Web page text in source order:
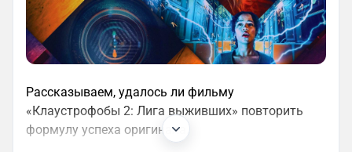
Рассказываем, удалось ли фильму
«Клаустрофобы 2: Лига выживших» повторить
формулу успеха оригинала.